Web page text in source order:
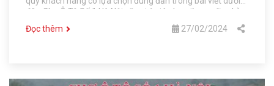
đây, Chợ Ô Tô Số 1 Hà Nội sẽ gợi ý giúp bạn tìm ra địa chỉ
Đọc thêm 27/02/2024